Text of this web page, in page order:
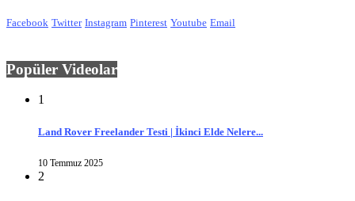
Facebook Twitter Instagram Pinterest Youtube Email
Popüler Videolar
1
Land Rover Freelander Testi | İkinci Elde Nelere...
10 Temmuz 2025
2